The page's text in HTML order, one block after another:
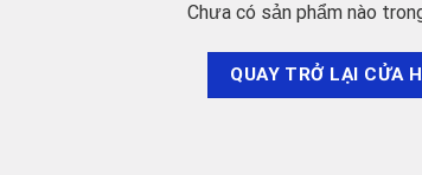
Chưa có sản phẩm nào
QUAY TRỞ LẠI CỬA